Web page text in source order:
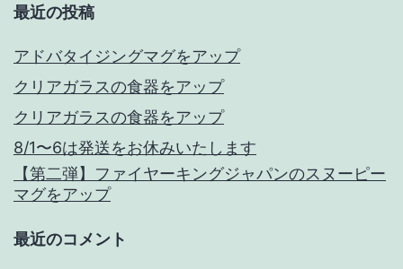
最近の投稿
アドバタイジングマグをアップ
クリアガラスの食器をアップ
クリアガラスの食器をアップ
8/1〜6は発送をお休みいたします
【第二弾】ファイヤーキングジャパンのスヌーピー
マグをアップ
最近のコメント